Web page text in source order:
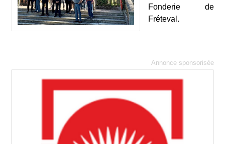
Fonderie de
Fréteval.